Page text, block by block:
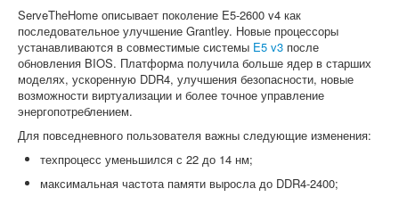
ServeTheHome описывает поколение E5-2600 v4 как
последовательное улучшение Grantley. Новые процессоры
устанавливаются в совместимые системы E5 v3 после
обновления BIOS. Платформа получила больше ядер в старших
моделях, ускоренную DDR4, улучшения безопасности, новые
возможности виртуализации и более точное управление
энергопотреблением.
Для повседневного пользователя важны следующие изменения:
техпроцесс уменьшился с 22 до 14 нм;
максимальная частота памяти выросла до DDR4-2400;